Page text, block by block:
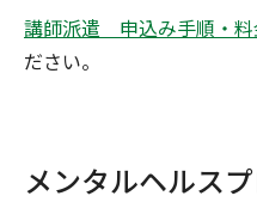
講師派遣 申込み手順・料
ださい。
メンタルヘルス